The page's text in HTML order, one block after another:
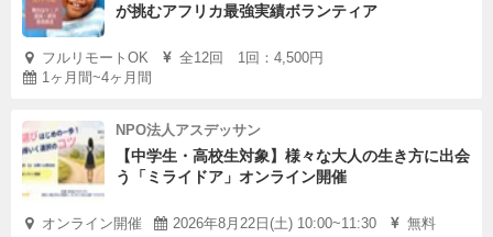
が挑むアフリカ最強実績ボランティア
フルリモートOK
全12回 1回：4,500円
1ヶ月間~4ヶ月間
NPO法人アスデッサン
【中学生・高校生対象】様々な大人の生き方に出会
う「ミライドア」オンライン開催
オンライン開催 2026年8月22日(土) 10:00~11:30 無料